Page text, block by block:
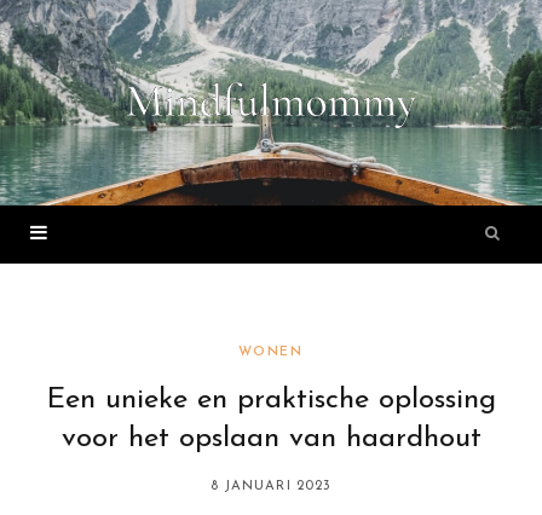
WONEN
Een unieke en praktische oplossing
voor het opslaan van haardhout
8 JANUARI 2023